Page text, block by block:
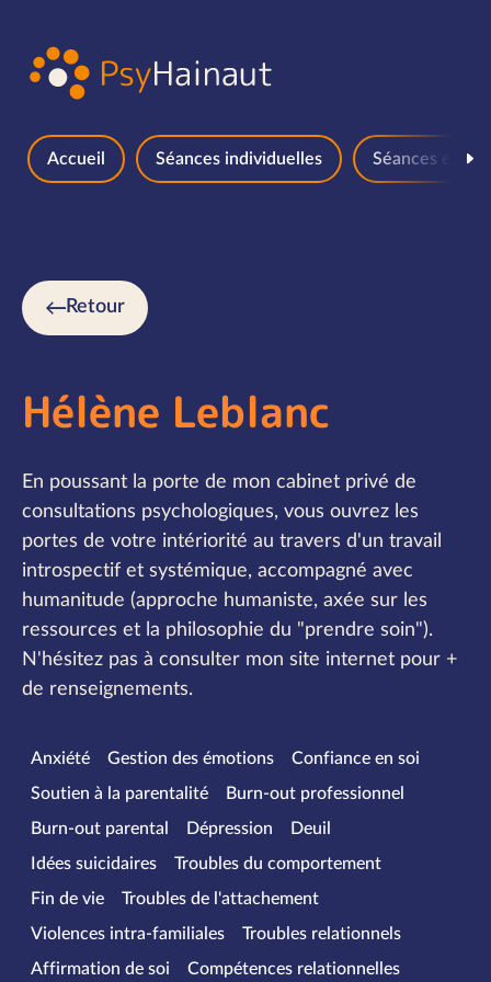
Accueil Séances individuelles Séances en
Retour
Hélène Leblanc
En poussant la porte de mon cabinet privé de
consultations psychologiques, vous ouvrez les
portes de votre intériorité au travers d'un travail
introspectif et systémique, accompagné avec
humanitude (approche humaniste, axée sur les
ressources et la philosophie du "prendre soin").
N'hésitez pas à consulter mon site internet pour +
de renseignements.
Spécialités
Anxiété Gestion des émotions
Confiance en soi
Soutien à la parentalité
Burn-out professionnel
Burn-out parental
Dépression
Deuil
Idées suicidaires
Troubles du comportement
Fin de vie
Troubles de l'attachement
Violences intra-familiales
Troubles relationnels
Affirmation de soi
Compétences relationnelles